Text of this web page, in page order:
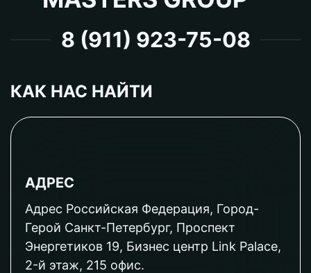
8 (911) 923-75-08
КАК НАС НАЙТИ
АДРЕС
Адрес Российская Федерация, Город-
Герой Санкт-Петербург, Проспект
Энергетиков 19, Бизнес центр Link Palace,
2-й этаж, 215 офис.